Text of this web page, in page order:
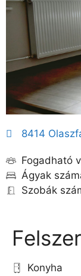
8414
Fogadható
Ágyak
Szobák
Konyha